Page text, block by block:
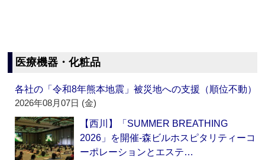
医療機器・化粧品
各社の「令和8年熊本地震」被災地への支援（順位不動）
2026年08月07日 (金)
【西川】「SUMMER BREATHING
2026」を開催‐森ビルホスピタリティーコ
ーポレーションとエステ…